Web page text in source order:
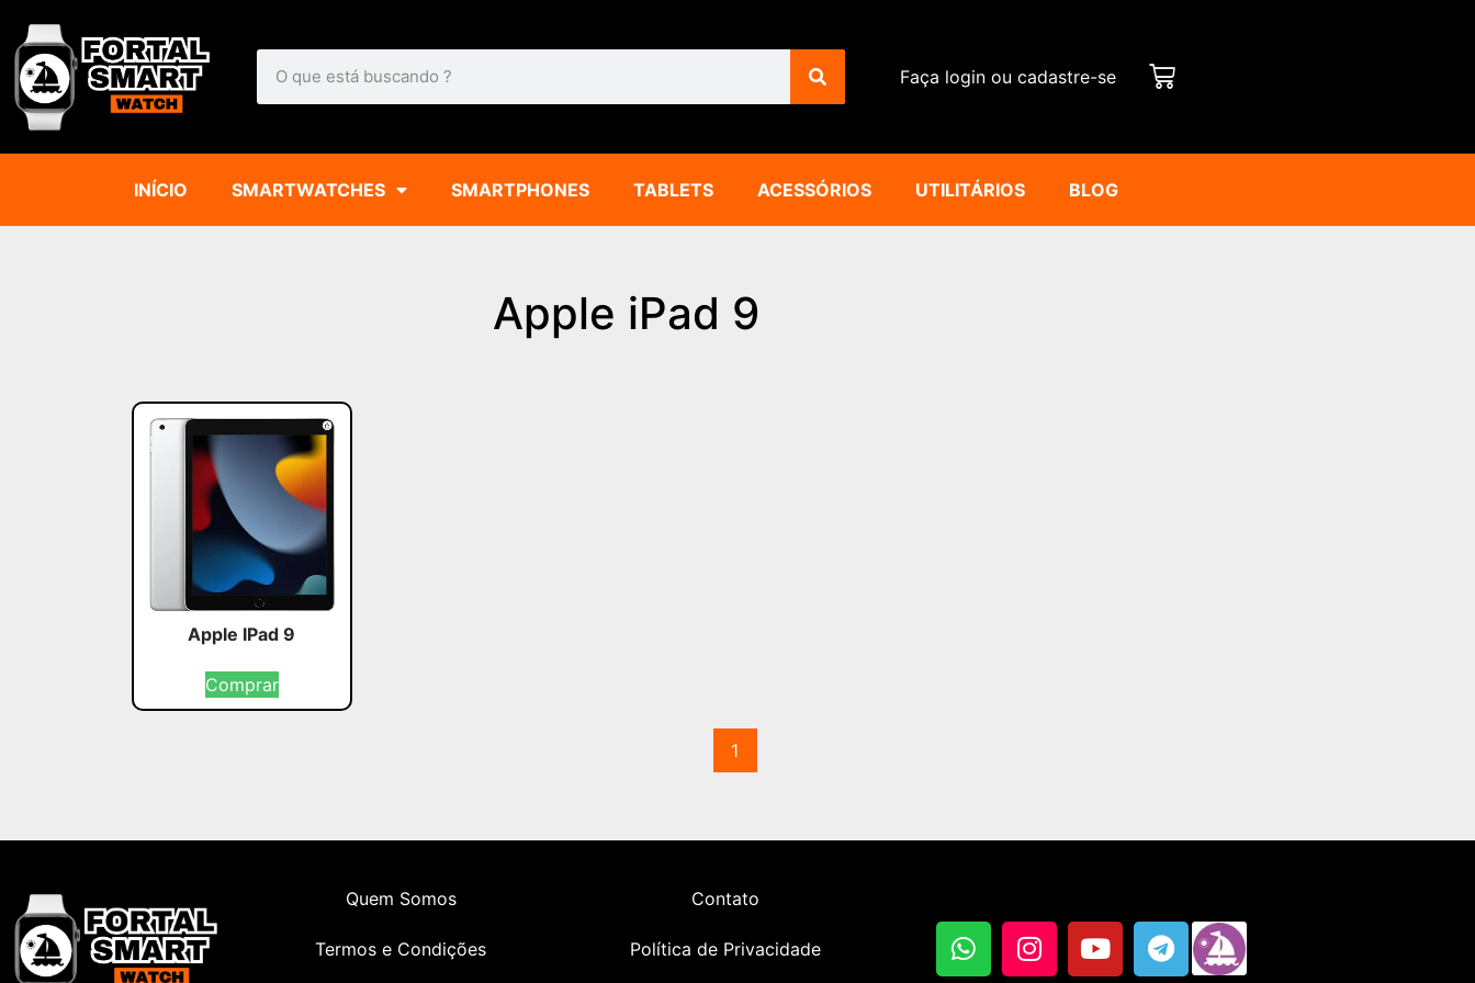
Faça login ou cadastre-se
INÍCIO SMARTWATCHES SMARTPHONES TABLETS ACESSÓRIOS UTILITÁRIOS BLOG
Apple iPad 9
Apple IPad 9
Comprar
1
Quem Somos
Termos e Condições
Contato
Política de Privacidade